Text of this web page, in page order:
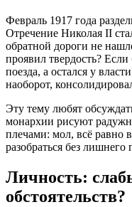
Февраль 1917 года
Отречение Николая II
обратной дороги не
проявил твердость?
поезда, а остался у
наоборот,
Эту тему любят
монархии рисуют
плечами: мол, всё равно
разобраться без лишнего
Личность:
обстоятельств?